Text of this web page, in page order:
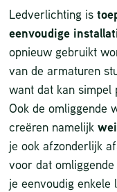
Ledverlichting is
eenvoudige
opnieuw gebruikt
van de armaturen
want dat kan simpel
Ook de omliggende
creëren namelijk
je ook afzonderlijk
voor dat
je eenvoudig